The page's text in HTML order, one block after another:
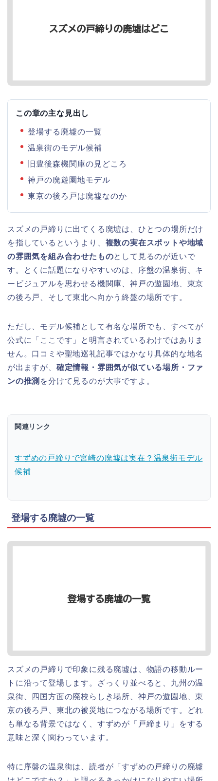
この章の主な見出し
登場する廃墟の一覧
温泉街のモデル候補
旧豊後森機関庫の見どころ
神戸の廃遊園地モデル
東京の後ろ戸は廃墟なのか
スズメの戸締りに出てくる廃墟は、ひとつの場所だけ
を指しているというより、 複数の実在スポットや地域
の雰囲気を組み合わせたものとして見るのが近いで
す。とくに話題になりやすいのは、序盤の温泉街、キ
ービジュアルを思わせる機関庫、神戸の遊園地、東京
の後ろ戸、そして東北へ向かう終盤の場所です。
ただし、モデル候補として有名な場所でも、すべてが
公式に「ここです」と明言されているわけではありま
せん。口コミや聖地巡礼記事ではかなり具体的な地名
が出ますが、 確定情報・雰囲気が似ている場所・ファ
ンの推測 を分けて見るのが大事ですよ。
関連リンク
すずめの戸締りで宮崎の廃墟は実在？温泉街モデル
候補
登場する廃墟の一覧
スズメの戸締りで印象に残る廃墟は、物語の移動ルー
トに沿って登場します。ざっくり並べると、九州の温
泉街、四国方面の廃校らしき場所、神戸の遊園地、東
京の後ろ戸、東北の被災地につながる場所です。どれ
も単なる背景ではなく、すずめが「戸締まり」をする
意味と深く関わっています。
特に序盤の温泉街は、読者が「すずめの戸締りの廃墟